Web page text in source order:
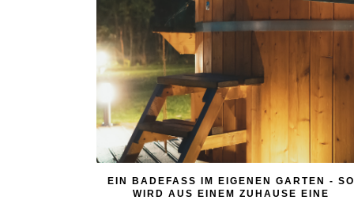
EIN BADEFASS IM EIGENEN GARTEN - SO
WIRD AUS EINEM ZUHAUSE EINE